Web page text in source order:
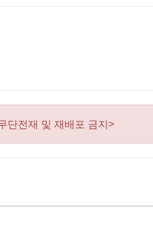
단전재 및 재배포 금지>